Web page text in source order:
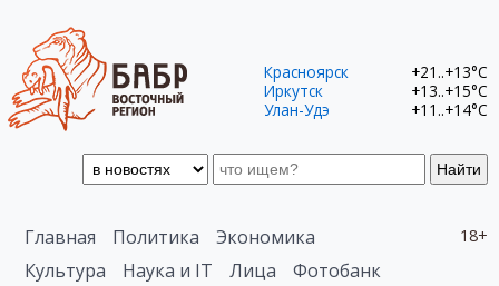
Найти
Красноярск
+21..+13°C
Иркутск
+13..+15°C
Улан-Удэ
+11..+14°C
18+
Главная Политика
Экономика
Культура
Наука и IT Лица
Фотобанк